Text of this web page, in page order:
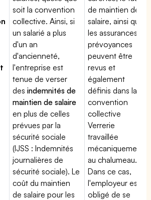
soit la convention
collective. Ainsi, si
un salarié a plus
d'un an
d'ancienneté,
l'entreprise est
tenue de verser
desindemnités de
maintien de salaire
en plus de celles
prévues par la
sécurité sociale
(IJSS : Indemnités
journalières de
sécurité sociale). Le
coût du maintien
de salaire pour les
de maintien de
salaire, ainsi que
les assurances
prévoyances
peuvent être
revus et
également
définis dans la
convention
collective
Verrerie
travaillée
mécaniquement
au chalumeau.
Dans ce cas,
l'employeur est
obligé de se